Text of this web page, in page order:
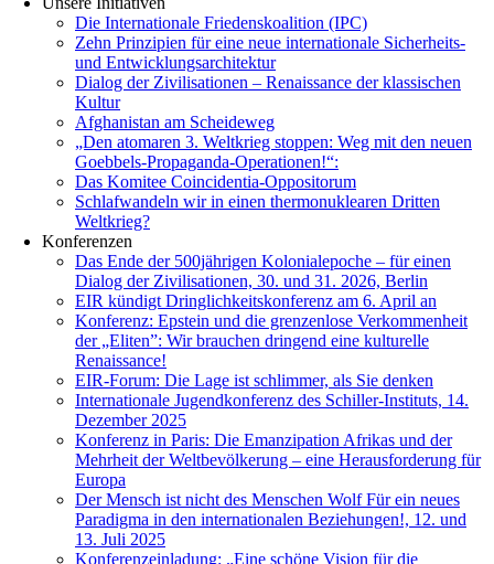
Die Internationale Friedenskoalition (IPC)
­Zehn Prinzipien für eine neue internationale Sicherheits-
und Entwicklungsarchitektur
Dialog der Zivilisationen – Renaissance der klassischen
Kultur
Afghanistan am Scheideweg
„Den atomaren 3. Weltkrieg stoppen: Weg mit den neuen
Goebbels-Propaganda-Operationen!“:
Das Komitee Coincidentia-Oppositorum
Schlafwandeln wir in einen thermonuklearen Dritten
Weltkrieg?
Konferenzen
Das Ende der 500jährigen Kolonialepoche – für einen
Dialog der Zivilisationen, 30. und 31. 2026, Berlin
EIR kündigt Dringlichkeitskonferenz am 6. April an
Konferenz: Epstein und die grenzenlose Verkommenheit
der „Eliten”: Wir brauchen dringend eine kulturelle
Renaissance!
EIR-Forum: Die Lage ist schlimmer, als Sie denken
Internationale Jugendkonferenz des Schiller-Instituts, 14.
Dezember 2025
Konferenz in Paris: Die Emanzipation Afrikas und der
Mehrheit der Weltbevölkerung – eine Herausforderung für
Europa
Der Mensch ist nicht des Menschen Wolf Für ein neues
Paradigma in den internationalen Beziehungen!, 12. und
13. Juli 2025
Konferenzeinladung: „Eine schöne Vision für die